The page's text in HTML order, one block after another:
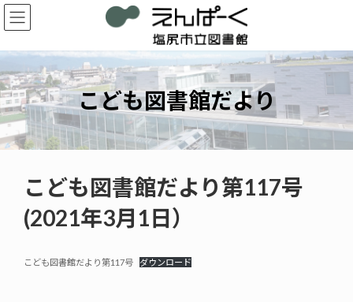
コ
ン
ン
ツ
へ
ス
キ
ッ
プ
ナ
ビ
ー
シ
ョ
ン
に
移
動
こども図書館だより
こども図書館だより第117号
(2021年3月1日）
こども図書館だより第117号 ダウンロード